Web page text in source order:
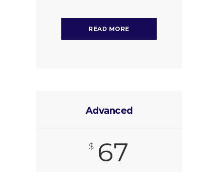
READ MORE
Advanced
$ 67